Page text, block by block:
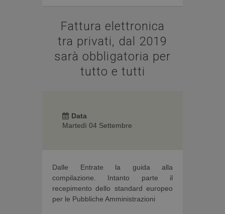
Fattura elettronica
tra privati, dal 2019
sarà obbligatoria per
tutto e tutti
Data
Martedì 04 Settembre
Dalle Entrate la guida alla
compilazione. Intanto parte il
recepimento dello standard europeo
per le Pubbliche Amministrazioni